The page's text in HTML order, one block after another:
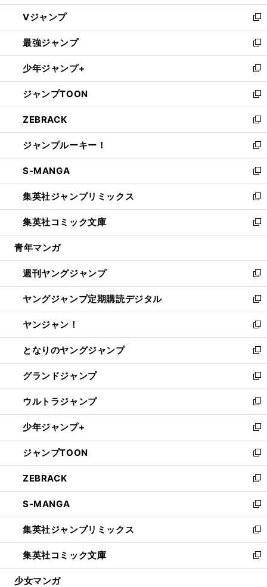
ウ
ィ
ン
ド
ウ
で
開
く
し
い
ウ
ィ
ン
ド
ウ
で
開
く
Vジャンプ
新
し
い
ウ
ィ
ン
ド
ウ
で
開
く
最強ジャンプ
新
し
い
ウ
ィ
ン
ド
ウ
で
開
く
少年ジャンプ+
新
し
い
ウ
ィ
ン
ド
ウ
で
開
く
ジャンプTOON
新
し
い
ウ
ィ
ン
ド
ウ
で
開
く
ZEBRACK
新
し
い
ウ
ィ
ン
ド
ウ
で
開
ジャンプルーキー！
新
し
い
ウ
ィ
ン
ド
ウ
開
く
S-MANGA
新
し
い
ウ
ィ
ン
ウ
で
開
く
集英社ジャンプリミックス
新
し
い
ウ
ン
ド
ウ
で
開
く
集英社コミック文庫
新
し
ウ
ィ
ン
ド
ウ
で
開
く
青年マンガ
週刊ヤングジャンプ
新
し
い
ウ
ィ
ン
ド
ウ
で
開
く
ヤングジャンプ定期購読デジタル
新
し
い
ウ
ィ
ン
ド
ウ
で
開
く
ヤンジャン！
新
し
い
ウ
ィ
ン
ド
ウ
で
開
く
となりのヤングジャンプ
新
し
い
ウ
ィ
ン
ド
ウ
で
開
く
グランドジャンプ
新
し
い
ウ
ィ
ン
ド
ウ
で
開
く
ウルトラジャンプ
新
し
い
ウ
ィ
ン
ド
ウ
で
開
く
少年ジャンプ+
新
し
い
ウ
ィ
ン
ド
ウ
で
開
く
ジャンプTOON
新
し
い
ウ
ィ
ン
ド
ウ
で
開
ZEBRACK
新
し
い
ウ
ィ
ン
ド
ウ
S-MANGA
新
し
い
ウ
ィ
ン
集英社ジャンプリミックス
新
し
い
ウ
集英社コミック文庫
新
し
少女マンガ